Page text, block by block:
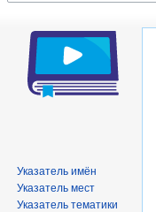
Указатель имён
Указатель мест
Указатель тематики